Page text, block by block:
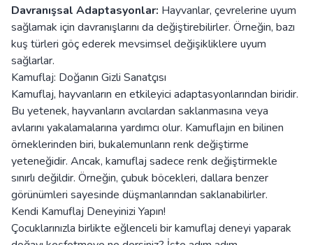
Davranışsal Adaptasyonlar: Hayvanlar, çevrelerine uyum
sağlamak için davranışlarını da değiştirebilirler. Örneğin, bazı
kuş türleri göç ederek mevsimsel değişikliklere uyum
sağlarlar.
Kamuflaj: Doğanın Gizli Sanatçısı
Kamuflaj, hayvanların en etkileyici adaptasyonlarından biridir.
Bu yetenek, hayvanların avcılardan saklanmasına veya
avlarını yakalamalarına yardımcı olur. Kamuflajın en bilinen
örneklerinden biri, bukalemunların renk değiştirme
yeteneğidir. Ancak, kamuflaj sadece renk değiştirmekle
sınırlı değildir. Örneğin, çubuk böcekleri, dallara benzer
görünümleri sayesinde düşmanlarından saklanabilirler.
Kendi Kamuflaj Deneyinizi Yapın!
Çocuklarınızla birlikte eğlenceli bir kamuflaj deneyi yaparak